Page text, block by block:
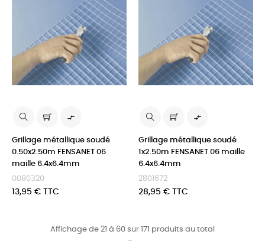

Grillage métallique soudé
0.50x2.50m FENSANET 06
maille 6.4x6.4mm
0080320
Prix
13,95 € TTC

Grillage métallique soudé
1x2.50m FENSANET 06 maille
6.4x6.4mm
2801672
Prix
28,95 € TTC
Affichage de 21 à 60 sur 171 produits au total